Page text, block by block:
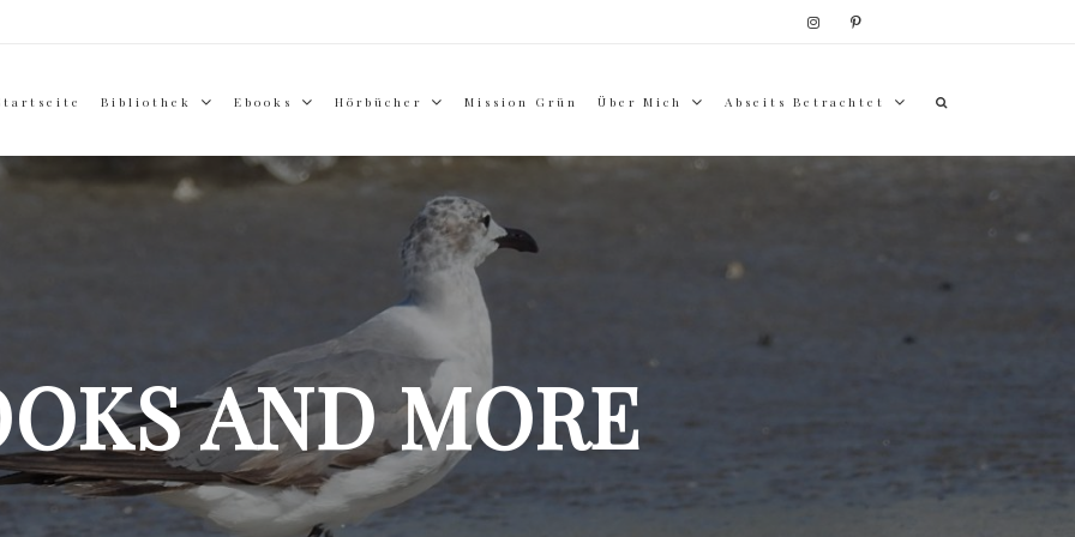
Bibliothek Ebooks Hörbücher Mission Grün Über Mich Abseits Betrachtet
AND MORE